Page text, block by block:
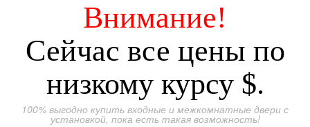
Внимание!
Сейчас все цены по
низкому курсу $.
100% выгодно купить входные и межкомнатные двери с
установкой, пока есть такая возможность!